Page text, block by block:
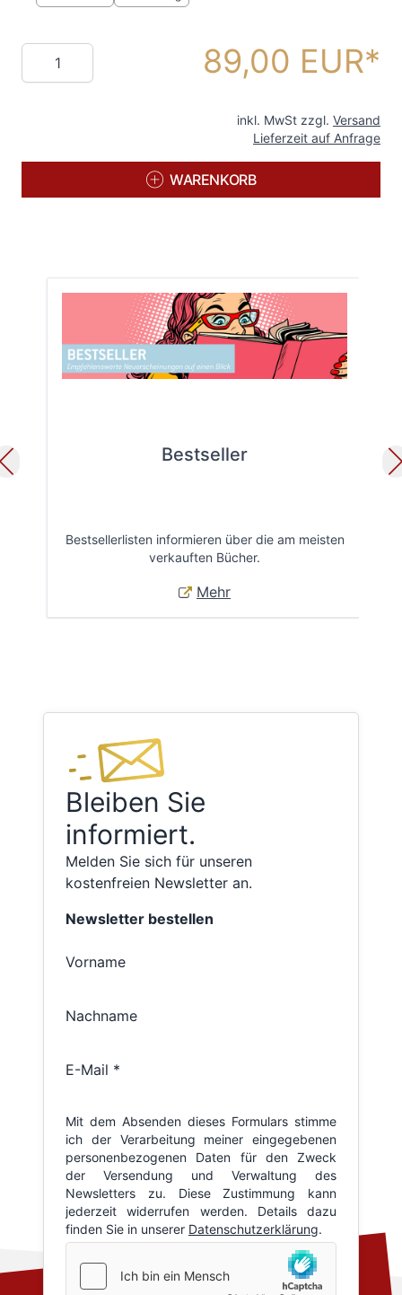
Menge 89,00 EUR
inkl. MwSt zzgl. Versand
Lieferzeit auf Anfrage
WARENKORB
Bestseller
Bestsellerlisten informieren über die am meisten
verkauften Bücher.
Mehr
Bleiben Sie
informiert.
Melden Sie sich für unseren
kostenfreien Newsletter an.